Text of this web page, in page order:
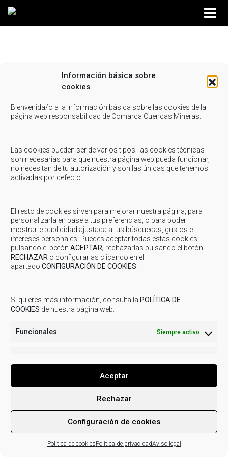
Información básica sobre
cookies
Bienvenida/o a la información básica sobre las cookies de la
página web responsabilidad de Comarca Cuencas Mineras.
Las cookies pueden ser de varios tipos: las cookies técnicas
son necesarias para que nuestra página web pueda funcionar,
no necesitan de tu autorización y son las únicas que tenemos
activadas por defecto.
El resto de cookies sirven para mejorar nuestra página, para
personalizarla en base a tus preferencias, o para poder
mostrarte publicidad ajustada a tus búsquedas, gustos e
intereses personales. Puedes aceptar todas estas cookies
pulsando el botón ACEPTAR, rechazarlas pulsando el botón
RECHAZAR o configurarlas clicando en el
apartado CONFIGURACIÓN DE COOKIES.
Si quieres más información, consulta la POLÍTICA DE
COOKIES de nuestra página web.
Funcionales Siempre activo
Aceptar
Rechazar
Configuración de cookies
Política de cookiesPolítica de privacidadAviso legal
Política de Privacidad
cookies
Actividades de tratamiento